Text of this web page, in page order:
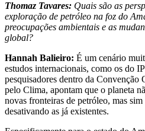
Thomaz Tavares: Quais são as
exploração de petróleo na foz do
preocupações ambientais e as
global?
Hannah Balieiro: É um cenário
estudos internacionais, como os do
pesquisadores dentro da Convenção
pelo Clima, apontam que o planeta
novas fronteiras de petróleo, mas
desativando as já existentes.